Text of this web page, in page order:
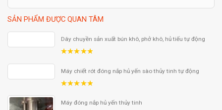
SẢN PHẨM ĐƯỢC QUAN TÂM
Dây chuyền sản xuất bún khô, phở khô, hủ tiếu tự động
Máy chiết rót đóng nắp hủ yến sào thủy tinh tự động
Máy đóng nắp hủ yến thủy tinh